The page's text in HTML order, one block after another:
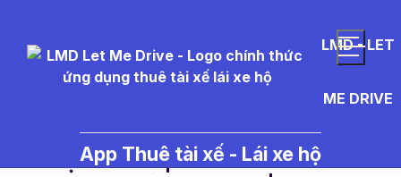
LMD - LET
ME DRIVE
App Thuê tài xế - Lái xe hộ
lễ tại thành phố - Thuê Tài Xế